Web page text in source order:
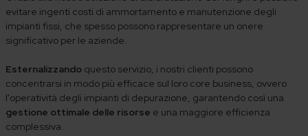
evitare ingenti costi di ammortamento e manutenzione degli
impianti fissi, che spesso possono rappresentare un onere
significativo per le aziende.
Esternalizzandoquesto servizio, i nostri clienti possono
concentrarsi in modo più efficace sul loro core business, ovvero
l'operatività degli impianti di depurazione, garantendo così una
gestione ottimale delle risorse e una maggiore efficienza
complessiva.